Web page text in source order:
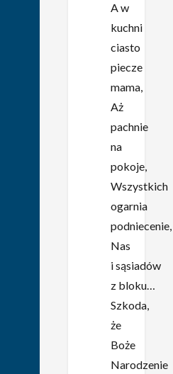
A w
kuchni
ciasto
piecze
mama,
Aż
pachnie
na
pokoje,
Wszystkich
ogarnia
podniecenie,
Nas
i sąsiadów
z bloku…
Szkoda,
że
Boże
Narodzenie